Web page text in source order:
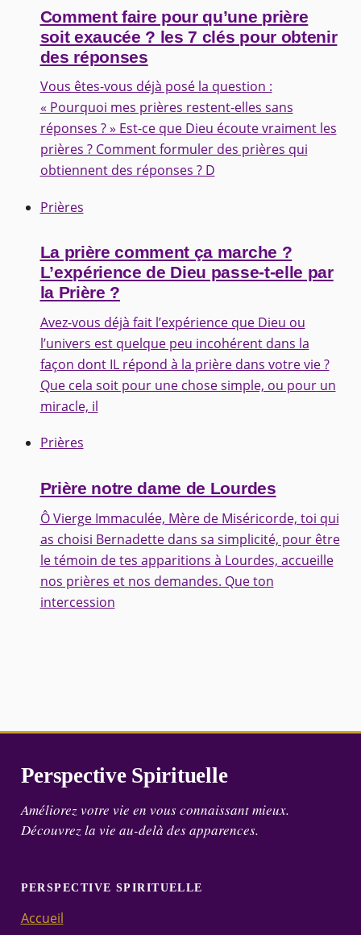
Comment faire pour qu’une prière
soit exaucée ? les 7 clés pour obtenir
des réponses
Vous êtes-vous déjà posé la question :
« Pourquoi mes prières restent-elles sans
réponses ? » Est-ce que Dieu écoute vraiment les
prières ? Comment formuler des prières qui
obtiennent des réponses ? D
Prières
La prière comment ça marche ?
L’expérience de Dieu passe-t-elle par
la Prière ?
Avez-vous déjà fait l’expérience que Dieu ou
l’univers est quelque peu incohérent dans la
façon dont IL répond à la prière dans votre vie ?
Que cela soit pour une chose simple, ou pour un
miracle, il
Prières
Prière notre dame de Lourdes
Ô Vierge Immaculée, Mère de Miséricorde, toi qui
as choisi Bernadette dans sa simplicité, pour être
le témoin de tes apparitions à Lourdes, accueille
nos prières et nos demandes. Que ton
intercession
Perspective Spirituelle
Améliorez votre vie en vous connaissant mieux.
Découvrez la vie au-delà des apparences.
PERSPECTIVE SPIRITUELLE
Accueil